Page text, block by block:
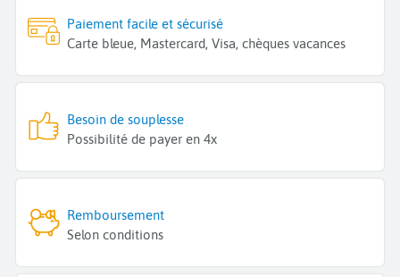
Paiement facile et sécurisé
Carte bleue, Mastercard, Visa, chèques vacances
Besoin de souplesse
Possibilité de payer en 4x
Remboursement
Selon conditions